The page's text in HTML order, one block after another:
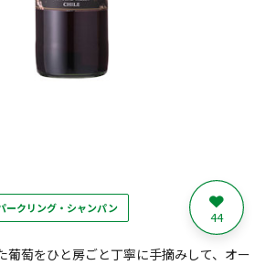
ークリング・シャンパン 44
葡萄をひと房ごと丁寧に手摘みして、オー